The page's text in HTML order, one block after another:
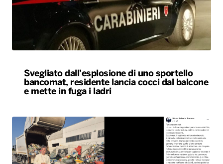
Svegliato dall’esplosione di uno sportello
bancomat, residente lancia cocci dal balcone
e mette in fuga i ladri